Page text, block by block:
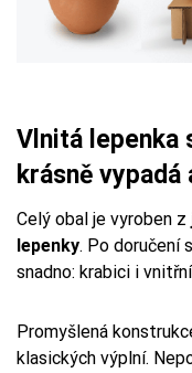
Vlnitá lepenka
krásně
Celý obal je vyroben z
lepenky. Po doručení
snadno: krabici i
Promyšlená
klasických výplní.